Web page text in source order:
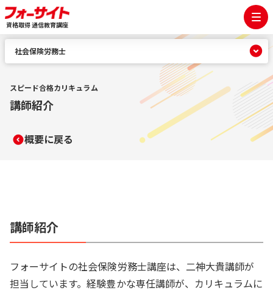
資格取得 通信教育講座
スピード合格カリキュラム
講師紹介
概要に戻る
講師紹介
フォーサイトの社会保険労務士講座は、二神大貴講師が
担当しています。経験豊かな専任講師が、カリキュラムに
社会保険労務士